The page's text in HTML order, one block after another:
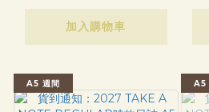
加入購物車
A5 週間 A5